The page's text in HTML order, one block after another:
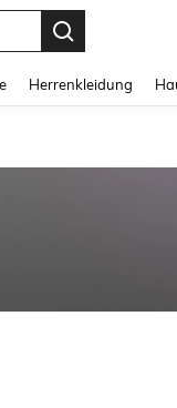
Herrenkleidung